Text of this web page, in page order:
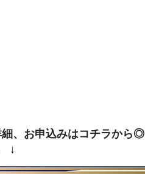
、お申込みはコチラから◎
↓